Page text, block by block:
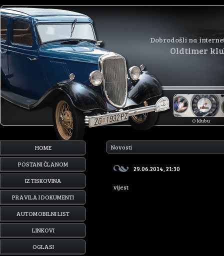
Dobrodošli na
Oldtimer
O klubu
HOME
POSTANI ČLANOM
IZ TISKOVINA
PRAVILA I DOKUMENTI
AUTOMOBILNI LIST
LINKOVI
OGLASI
Novosti
29.06.2014, 21:30
vijest